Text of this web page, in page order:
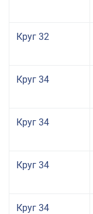
Круг 32
Круг 34
Круг 34
Круг 34
Круг 34